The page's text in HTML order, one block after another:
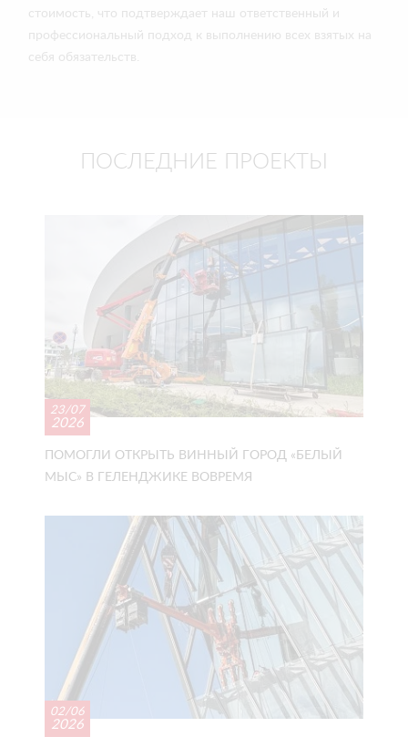
стоимость, что подтверждает наш ответственный и
профессиональный подход к выполнению всех взятых на
себя обязательств.
ПОСЛЕДНИЕ ПРОЕКТЫ
23/07
2026
ПОМОГЛИ ОТКРЫТЬ ВИННЫЙ ГОРОД «БЕЛЫЙ
МЫС» В ГЕЛЕНДЖИКЕ ВОВРЕМЯ
02/06
2026